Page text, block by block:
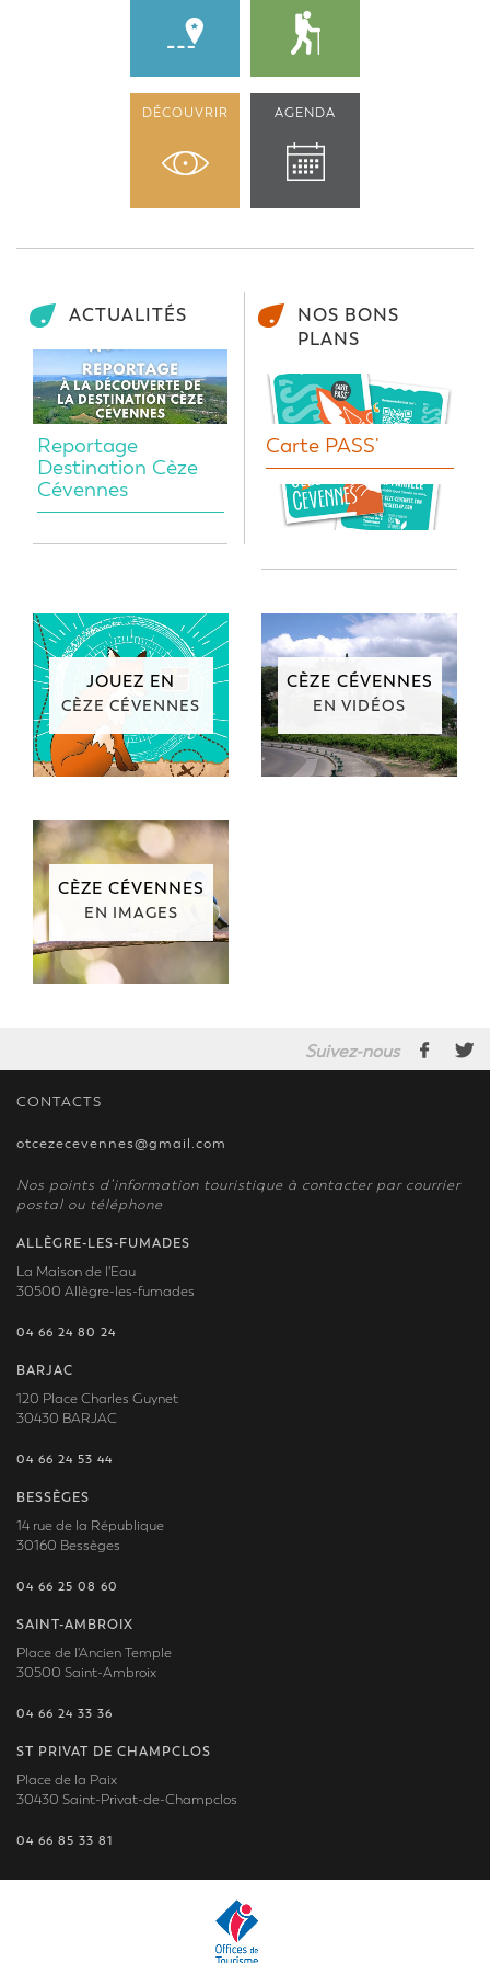
DÉCOUVRIR AGENDA
ACTUALITÉS
Reportage
Destination Cèze
Cévennes
NOS BONS
PLANS
Carte PASS'
JOUEZ EN
CÈZE CÉVENNES
CÈZE CÉVENNES
EN VIDÉOS
CÈZE CÉVENNES
EN IMAGES
Suivez-nous
CONTACTS
otcezecevennes@gmail.com
Nos points d’information touristique à contacter par courrier
postal ou téléphone
ALLÈGRE-LES-FUMADES
La Maison de l'Eau
30500 Allègre-les-fumades
04 66 24 80 24
BARJAC
120 Place Charles Guynet
30430 BARJAC
04 66 24 53 44
BESSÈGES
14 rue de la République
30160 Bessèges
04 66 25 08 60
SAINT-AMBROIX
Place de l'Ancien Temple
30500 Saint-Ambroix
04 66 24 33 36
ST PRIVAT DE CHAMPCLOS
Place de la Paix
30430 Saint-Privat-de-Champclos
04 66 85 33 81